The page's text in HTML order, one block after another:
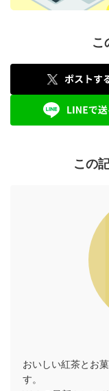
こ
この
おいしい紅茶とお
す。